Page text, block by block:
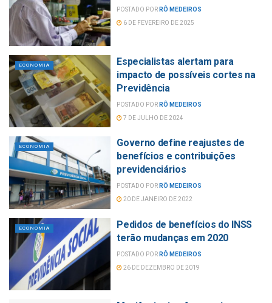
POSTADO POR RÔ MEDEIROS
6 DE FEVEREIRO DE 2025
ECONOMIA
Especialistas alertam para
impacto de possíveis cortes na
Previdência
POSTADO POR RÔ MEDEIROS
7 DE JULHO DE 2024
ECONOMIA
Governo define reajustes de
benefícios e contribuições
previdenciários
POSTADO POR RÔ MEDEIROS
20 DE JANEIRO DE 2022
ECONOMIA
Pedidos de benefícios do INSS
terão mudanças em 2020
POSTADO POR RÔ MEDEIROS
26 DE DEZEMBRO DE 2019